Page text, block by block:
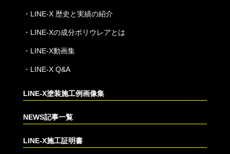
・ LINE-X 歴史と実績の紹介
・ LINE-Xの成分ポリウレアとは
・ LINE-X動画集
・ LINE-X Q&A
LINE-X塗装施工例画像集
NEWS記事一覧
LINE-X施工証明書